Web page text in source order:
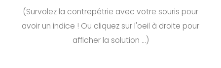
(Survolez la contrepétrie avec votre souris pour
avoir un indice ! Ou cliquez sur l'oeil à droite pour
afficher la solution ...)